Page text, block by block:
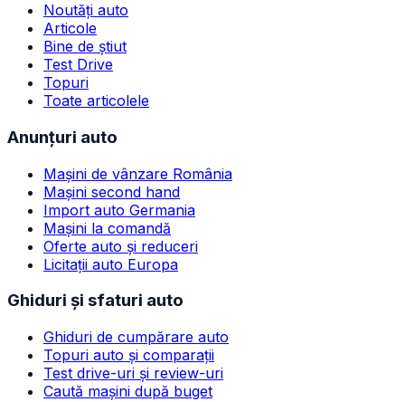
Noutăți auto
Articole
Bine de știut
Test Drive
Topuri
Toate articolele
Anunțuri auto
Mașini de vânzare România
Mașini second hand
Import auto Germania
Mașini la comandă
Oferte auto și reduceri
Licitații auto Europa
Ghiduri și sfaturi auto
Ghiduri de cumpărare auto
Topuri auto și comparații
Test drive-uri și review-uri
Caută mașini după buget